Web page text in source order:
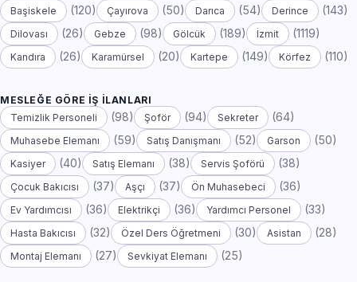
Başiskele
(120) Çayırova (50) Darıca (54) Derince (143)
Dilovası (26) Gebze (98) Gölcük (189) İzmit (1119)
Kandıra (26) Karamürsel (20) Kartepe (149) Körfez (110)
MESLEĞE GÖRE İŞ İLANLARI
Temizlik Personeli
(98) Şoför (94) Sekreter (64)
Muhasebe Elemanı (59) Satış Danışmanı (52) Garson (50)
Kasiyer (40) Satış Elemanı (38) Servis Şoförü (38)
Çocuk Bakıcısı (37) Aşçı (37) Ön Muhasebeci (36)
Ev Yardımcısı (36) Elektrikçi (36) Yardımcı Personel (33)
Hasta Bakıcısı (32) Özel Ders Öğretmeni (30) Asistan (28)
Montaj Elemanı (27) Sevkiyat Elemanı (25)